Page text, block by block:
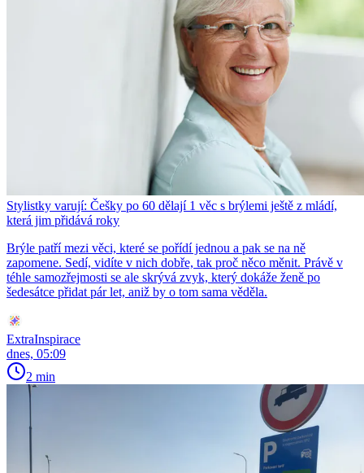
Stylistky varují: Češky po 60 dělají 1 věc s brýlemi ještě z mládí,
která jim přidává roky
Brýle patří mezi věci, které se pořídí jednou a pak se na ně
zapomene. Sedí, vidíte v nich dobře, tak proč něco měnit. Právě v
téhle samozřejmosti se ale skrývá zvyk, který dokáže ženě po
šedesátce přidat pár let, aniž by o tom sama věděla.
ExtraInspirace
dnes, 05:09
2 min